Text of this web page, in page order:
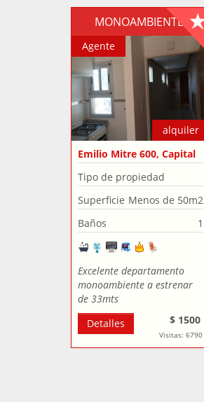
MONOAMBIENTE
alquiler
Agente
Emilio Mitre 600, Capital
Federal, Argentina
Tipo de propiedad
Departamento
Superficie Menos de 50m2
Baños
1
Excelente departamento
monoambiente a estrenar
de 33mts
$ 1500
Visitas: 6790
Detalles